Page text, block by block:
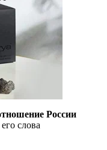
России
слова